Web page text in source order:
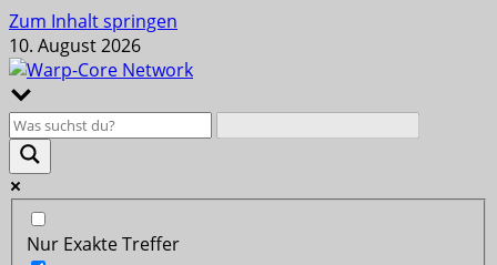
Zum Inhalt springen
10. August 2026
Nur Exakte Treffer